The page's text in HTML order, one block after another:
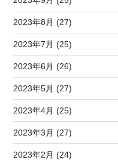
2023年8月 (27)
2023年7月 (25)
2023年6月 (26)
2023年5月 (27)
2023年4月 (25)
2023年3月 (27)
2023年2月 (24)